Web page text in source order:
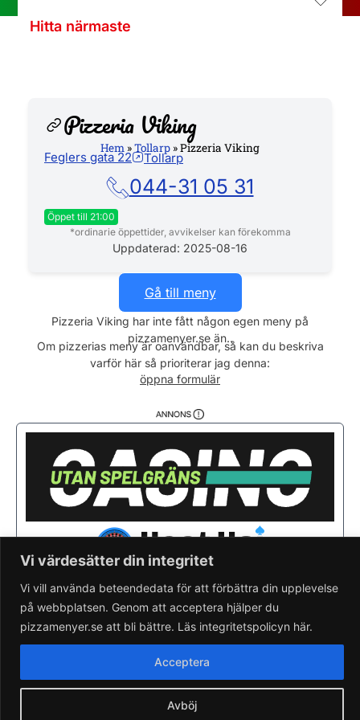
Vi värdesätter din integritet
Vi vill använda beteendedata för att förbättra din upplevelse
på webbplatsen. Genom att acceptera hjälper du
pizzamenyer.se att bli bättre. Läs integritetspolicyn här.
Avböj
Acceptera
Hitta närmaste
Pizzeria Viking
Hem »Tollarp »Pizzeria Viking
Feglers gata 22 Tollarp
044-31 05 31
Öppet till 21:00
Måndag 11:00 - 21:00
11:00 - 21:00
Onsdag 11:00 - 21:00
Torsdag 11:00 - 21:00
11:00 - 21:00
11:00 - 21:00
Söndag
11:00 - 21:00
*ordinarie öppettider, avvikelser kan förekomma
Uppdaterad: 2025-08-16
Gå till meny
Pizzeria Viking har inte fått någon egen meny på
pizzamenyer.se än..
Om pizzerias meny är oanvändbar, så kan du beskriva
varför här så prioriterar jag denna:
öppna formulär
Saknar du din pizzeria?Lägg till pizzeria.
Skapa gratis pizzeria-hemsida
Läs om pizzamenyer.se
Artiklar & nyheter
Rensa cookieval